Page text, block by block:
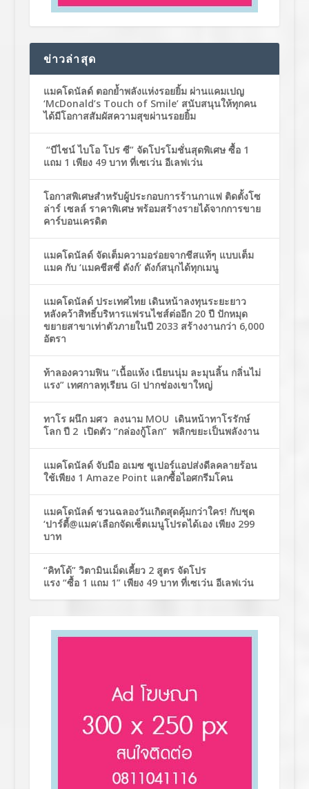
ข่าวล่าสุด
แมคโดนัลด์ ตอกย้ำพลังแห่งรอยยิ้ม ผ่านแคมเปญ
‘McDonald’s Touch of Smile’ สนับสนุนให้ทุกคน
ได้มีโอกาสสัมผัสความสุขผ่านรอยยิ้ม
“บีไชน์ ไบโอ โปร ซี” จัดโปรโมชั่นสุดพิเศษ ซื้อ 1
แถม 1 เพียง 49 บาท ที่เซเว่น อีเลฟเว่น
โอกาสพิเศษสำหรับผู้ประกอบการร้านกาแฟ ติดตั้งโซ
ล่าร์ เซลล์ ราคาพิเศษ พร้อมสร้างรายได้จากการขาย
คาร์บอนเครดิต
แมคโดนัลด์ จัดเต็มความอร่อยจากชีสแท้ๆ แบบเต็ม
แมค กับ ‘แมคชีสซี่ ดังก์’ ดังก์สนุกได้ทุกเมนู
แมคโดนัลด์ ประเทศไทย เดินหน้าลงทุนระยะยาว
หลังคว้าสิทธิ์บริหารแฟรนไชส์ต่ออีก 20 ปี ปักหมุด
ขยายสาขาเท่าตัวภายในปี 2033 สร้างงานกว่า 6,000
อัตรา
ท้าลองความฟิน “เนื้อแห้ง เนียนนุ่ม ละมุนลิ้น กลิ่นไม่
แรง” เทศกาลทุเรียน GI ปากช่องเขาใหญ่
ทาโร ผนึก มศว ลงนาม MOU เดินหน้าทาโรรักษ์
โลก ปี 2 เปิดตัว “กล่องกู้โลก” พลิกขยะเป็นพลังงาน
แมคโดนัลด์ จับมือ อเมซ ซูเปอร์แอปส่งดีลคลายร้อน
ใช้เพียง 1 Amaze Point แลกซื้อไอศกรีมโคน
แมคโดนัลด์ ชวนฉลองวันเกิดสุดคุ้มกว่าใคร! กับชุด
‘ปาร์ตี้@แมค’เลือกจัดเซ็ตเมนูโปรดได้เอง เพียง 299
บาท
“คิทโด้” วิตามินเม็ดเคี้ยว 2 สูตร จัดโปร
แรง “ซื้อ 1 แถม 1” เพียง 49 บาท ที่เซเว่น อีเลฟเว่น